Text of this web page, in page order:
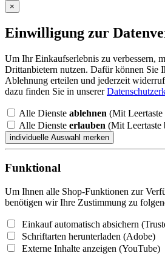
×
Einwilligung zur
Um Ihr Einkaufserlebnis zu verbessern,
Drittanbietern nutzen. Dafür können Sie
Ablehnung erteilen und jederzeit
dazu finden Sie in unserer
Alle Dienste ablehnen (Mit Leertaste
Alle Dienste erlauben (Mit Leertaste
Funktional
Um Ihnen alle Shop-Funktionen zur
benötigen wir Ihre Zustimmung zu
Einkauf automatisch absichern
Schriftarten herunterladen (Adobe)
Externe Inhalte anzeigen (YouTube)